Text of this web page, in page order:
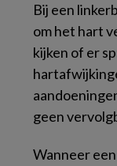
Bij een
om het hart
kijken of er
geen
Wanneer